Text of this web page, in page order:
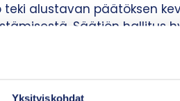
Yksityiskohdat
alustavan päätöksen
Säätiön hallitus
1,2 miljoonan euron
ohjelmaa ja vastaa sen